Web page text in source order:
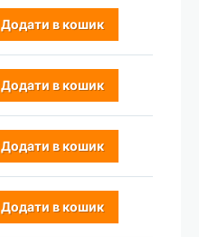
Додати в кошик
Додати в кошик
Додати в кошик
Додати в кошик